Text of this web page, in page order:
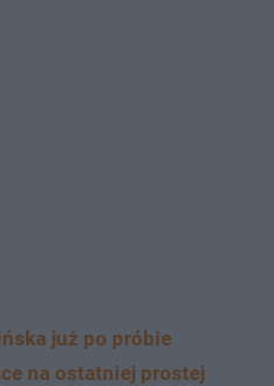
już po próbie
na ostatniej prostej